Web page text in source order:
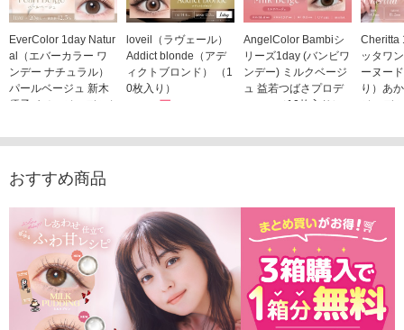
EverColor 1day Natur
al（エバーカラー ワ
ンデー ナチュラル）
パールベージュ 新木
優子イメージモデルカ
2,598円(税込)
loveil（ラヴェール）
Addict blonde（アデ
ィクトブロンド） （1
0枚入り）
1,760円
AngelColor Bambiシ
リーズ1day (バンビワ
ンデー) ミルクベージ
ュ 益若つばさプロデ
ュース（10枚入り）
Cheritta
ッタワ
ーヌー
り）あ
ジモデル
おすすめ商品